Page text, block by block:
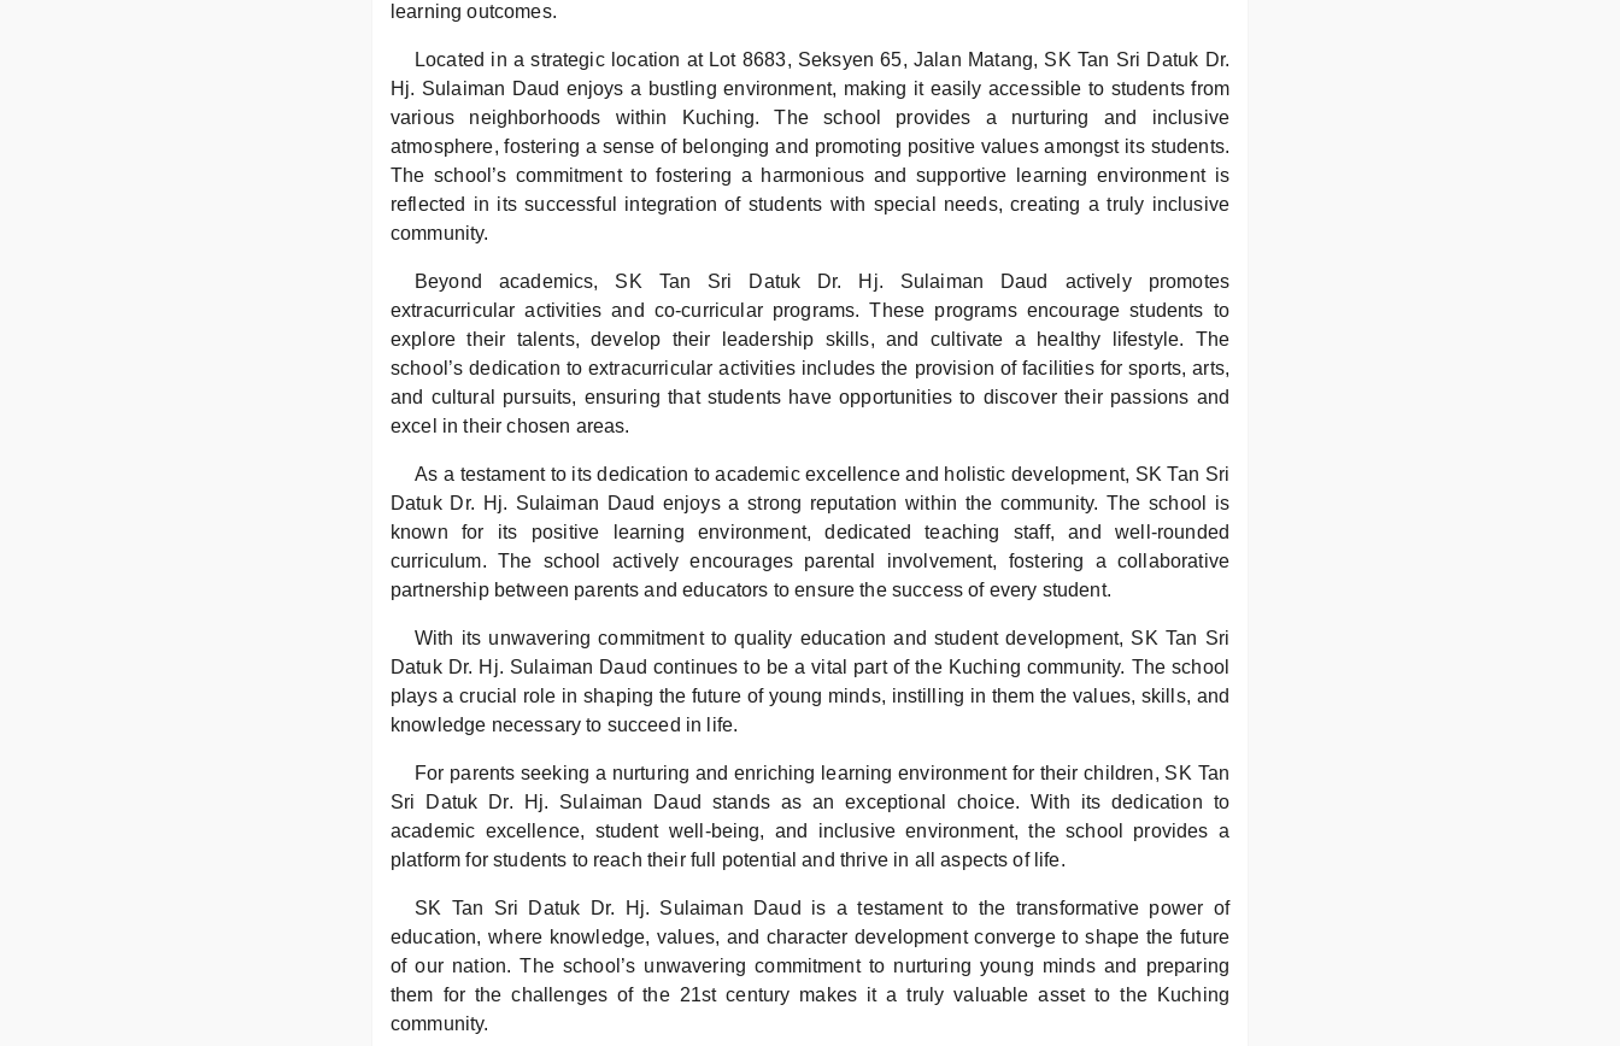
learning outcomes.
Located in a strategic location at Lot 8683, Seksyen 65, Jalan Matang, SK Tan Sri Datuk Dr.
Hj. Sulaiman Daud enjoys a bustling environment, making it easily accessible to students from
various neighborhoods within Kuching. The school provides a nurturing and inclusive
atmosphere, fostering a sense of belonging and promoting positive values amongst its students.
The school’s commitment to fostering a harmonious and supportive learning environment is
reflected in its successful integration of students with special needs, creating a truly inclusive
community.
Beyond academics, SK Tan Sri Datuk Dr. Hj. Sulaiman Daud actively promotes
extracurricular activities and co-curricular programs. These programs encourage students to
explore their talents, develop their leadership skills, and cultivate a healthy lifestyle. The
school’s dedication to extracurricular activities includes the provision of facilities for sports, arts,
and cultural pursuits, ensuring that students have opportunities to discover their passions and
excel in their chosen areas.
As a testament to its dedication to academic excellence and holistic development, SK Tan Sri
Datuk Dr. Hj. Sulaiman Daud enjoys a strong reputation within the community. The school is
known for its positive learning environment, dedicated teaching staff, and well-rounded
curriculum. The school actively encourages parental involvement, fostering a collaborative
partnership between parents and educators to ensure the success of every student.
With its unwavering commitment to quality education and student development, SK Tan Sri
Datuk Dr. Hj. Sulaiman Daud continues to be a vital part of the Kuching community. The school
plays a crucial role in shaping the future of young minds, instilling in them the values, skills, and
knowledge necessary to succeed in life.
For parents seeking a nurturing and enriching learning environment for their children, SK Tan
Sri Datuk Dr. Hj. Sulaiman Daud stands as an exceptional choice. With its dedication to
academic excellence, student well-being, and inclusive environment, the school provides a
platform for students to reach their full potential and thrive in all aspects of life.
SK Tan Sri Datuk Dr. Hj. Sulaiman Daud is a testament to the transformative power of
education, where knowledge, values, and character development converge to shape the future
of our nation. The school’s unwavering commitment to nurturing young minds and preparing
them for the challenges of the 21st century makes it a truly valuable asset to the Kuching
community.